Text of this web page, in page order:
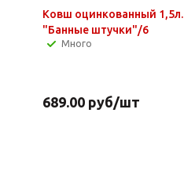
Ковш оцинкованный 1,5л.
"Банные штучки"/6
Много
689.00 руб/шт